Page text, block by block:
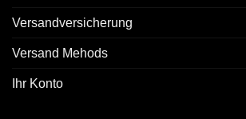
Versandversicherung
Versand Mehods
Ihr Konto